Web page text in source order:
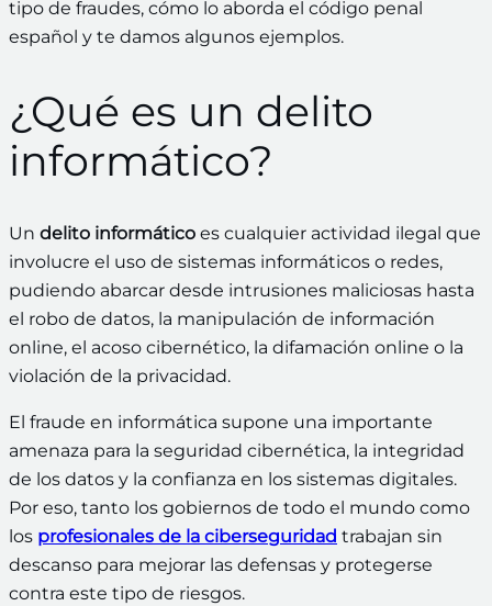
tipo de fraudes, cómo lo aborda el código penal
español y te damos algunos ejemplos.
¿Qué es un delito
informático?
Un delito informático es cualquier actividad ilegal que
involucre el uso de sistemas informáticos o redes,
pudiendo abarcar desde intrusiones maliciosas hasta
el robo de datos, la manipulación de información
online, el acoso cibernético, la difamación online o la
violación de la privacidad.
El fraude en informática supone una importante
amenaza para la seguridad cibernética, la integridad
de los datos y la confianza en los sistemas digitales.
Por eso, tanto los gobiernos de todo el mundo como
los profesionales de la ciberseguridad trabajan sin
descanso para mejorar las defensas y protegerse
contra este tipo de riesgos.